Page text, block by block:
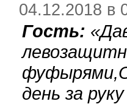
04.12.2018 в
Гость: «
день за